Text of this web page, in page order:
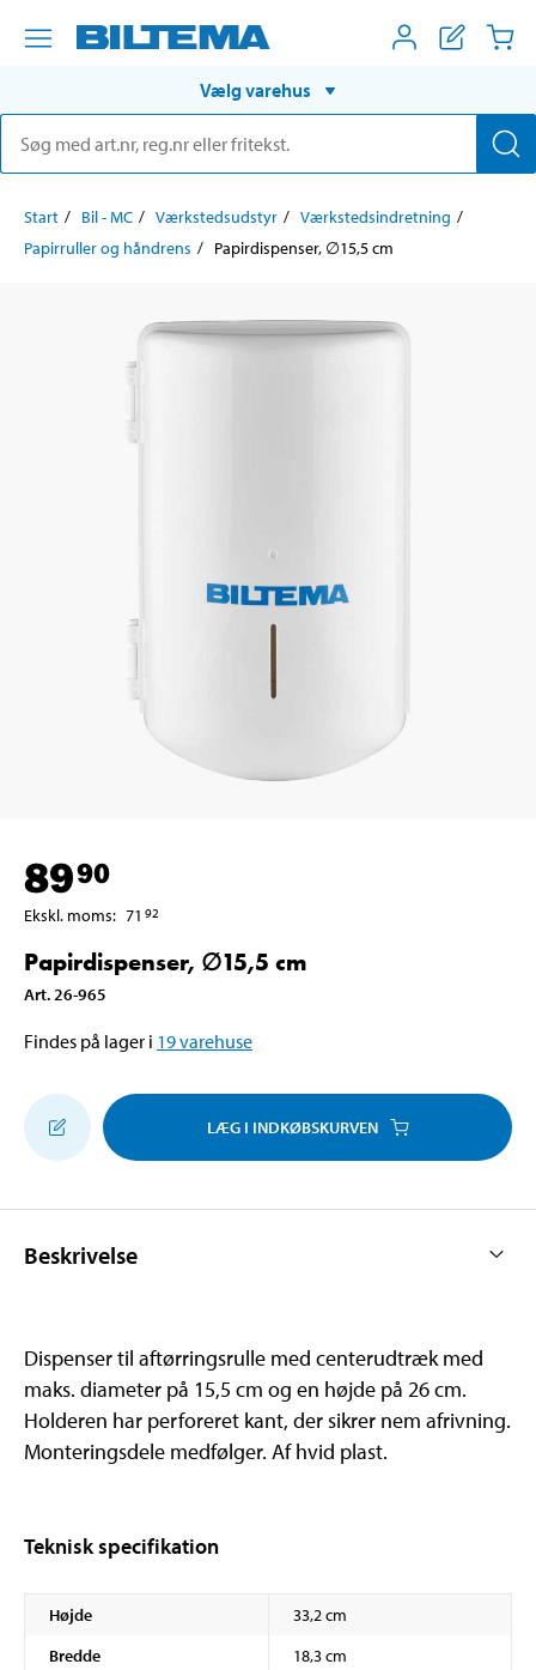
Vælg varehus
Start Bil - MC Værkstedsudstyr
Værkstedsindretning
Papirruller og håndrens
Papirdispenser, ∅15,5 cm
8990
Ekskl. moms: 71 92
Papirdispenser, ∅15,5 cm
Art. 26-965
Findes på lager i 19varehuse
LÆG I INDKØBSKURVEN
Beskrivelse
Dispenser til aftørringsrulle med centerudtræk med
maks. diameter på 15,5 cm og en højde på 26 cm.
Holderen har perforeret kant, der sikrer nem afrivning.
Monteringsdele medfølger. Af hvid plast.
Teknisk specifikation
Højde
33,2 cm
Bredde
18,3 cm